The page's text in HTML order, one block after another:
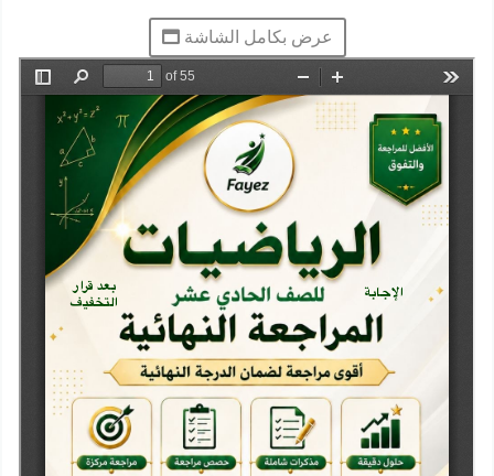
عرض بكامل الشاشة